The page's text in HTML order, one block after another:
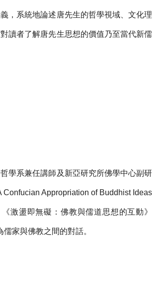
系統地論述唐先生的哲學視域、文化理
讀者了解唐先生思想的價值乃至當代新儒
系兼任講師及新亞研究所佛學中心副研
Appropriation of Buddhist Ideas
激盪即無礙：佛教與儒道思想的互動》
家與佛教之間的對話。